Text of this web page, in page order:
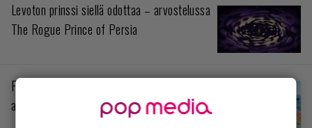
Levoton prinssi siellä odottaa – arvostelussa
The Rogue Prince of Persia
Pokémonit stressihelpotuksena –
arvostelussa Pokémon Pokopia